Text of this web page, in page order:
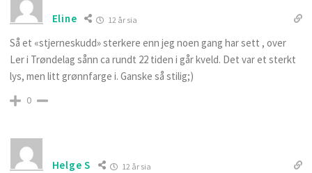
Eline 12 år sia
Så et «stjerneskudd» sterkere enn jeg noen gang har sett , over
Ler i Trøndelag sånn ca rundt 22 tiden i går kveld. Det var et sterkt
lys, men litt grønnfarge i. Ganske så stilig;)
0
Helge S 12 år sia